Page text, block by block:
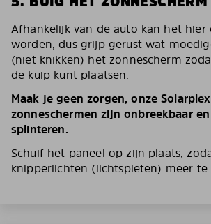
Afhankelijk van de auto kan het hier
worden, dus grijp gerust wat
(niet knikken) het zonnescherm
de kuip kunt plaatsen.
Maak je geen zorgen, onze
zonneschermen zijn onbreekbaar
splinteren.
Schuif het paneel op zijn plaats,
knipperlichten (lichtspleten) meer te